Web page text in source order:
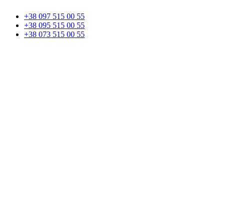
+38 097 515 00 55
+38 095 515 00 55
+38 073 515 00 55